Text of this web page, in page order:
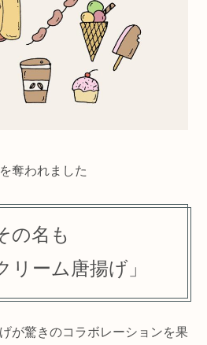
奪われました
の名も
リーム唐揚げ」
が驚きのコラボレーションを果